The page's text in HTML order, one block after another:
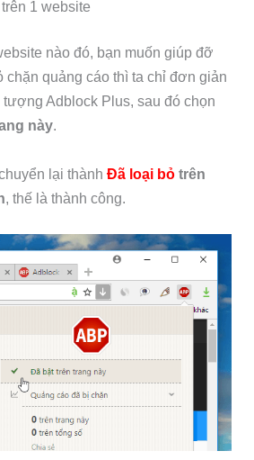
1 website
nào đó, bạn muốn giúp đỡ
chặn quảng cáo thì ta chỉ đơn giản
Adblock Plus, sau đó chọn
này.
lại thànhĐã loại bỏ trên
, thế là thành công.